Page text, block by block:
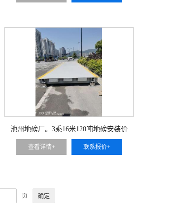
池州地磅厂。3乘16米120吨地磅安装价
查看详情+ 联系报价+
页